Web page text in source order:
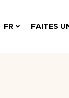
FR FAITES